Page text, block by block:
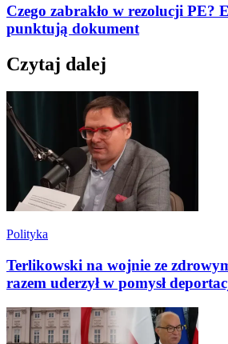
Czego zabrakło w rezolucji PE?
punktują dokument
Czytaj dalej
Polityka
Terlikowski na wojnie ze
razem uderzył w pomysł